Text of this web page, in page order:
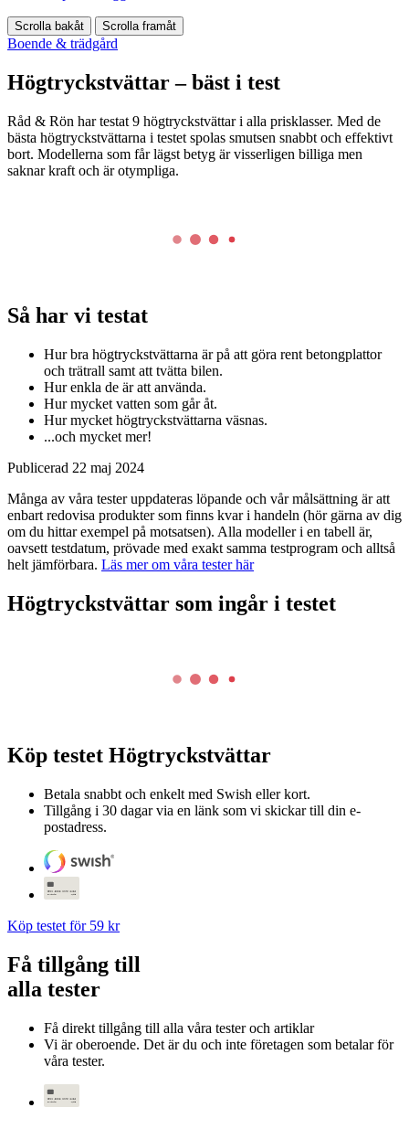
Scrolla bakåt Scrolla framåt
Boende & trädgård
Högtryckstvättar – bäst i test
Råd & Rön har testat 9 högtryckstvättar i alla prisklasser. Med de
bästa högtryckstvättarna i testet spolas smutsen snabbt och effektivt
bort. Modellerna som får lägst betyg är visserligen billiga men
saknar kraft och är otympliga.
Så har vi testat
Hur bra högtryckstvättarna är på att göra rent betongplattor
och trätrall samt att tvätta bilen.
Hur enkla de är att använda.
Hur mycket vatten som går åt.
Hur mycket högtryckstvättarna väsnas.
...och mycket mer!
Publicerad 22 maj 2024
Många av våra tester uppdateras löpande och vår målsättning är att
enbart redovisa produkter som finns kvar i handeln (hör gärna av dig
om du hittar exempel på motsatsen). Alla modeller i en tabell är,
oavsett testdatum, prövade med exakt samma testprogram och alltså
helt jämförbara. Läs mer om våra tester här
Högtryckstvättar som ingår i testet
Köp testet Högtryckstvättar
Betala snabbt och enkelt med Swish eller kort.
Tillgång i 30 dagar via en länk som vi skickar till din e-
postadress.
Köp testet för 59 kr
Få tillgång till
alla tester
Få direkt tillgång till alla våra tester och artiklar
Vi är oberoende. Det är du och inte företagen som betalar för
våra tester.